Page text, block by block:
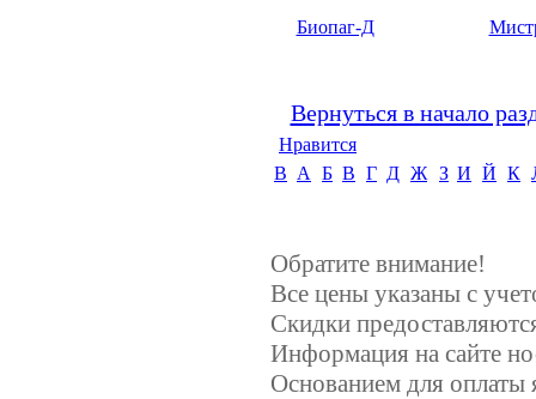
Биопаг-Д
Вернуться в начало
Нравится
B А Б В Г Д Ж З И Й К
Обратите внимание!
Все цены указаны с
Скидки
Информация на сайте
Основанием для оплаты